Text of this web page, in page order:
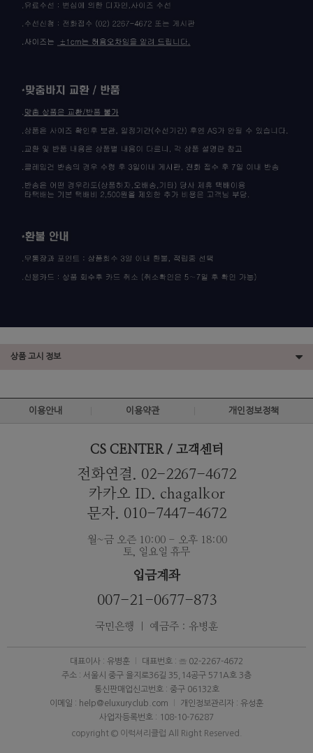
상품 고시 정보
이용안내 이용약관 개인정보정책
CS CENTER / 고객센터
전화연결. 02-2267-4672
카카오 ID. chagalkor
문자. 010-7447-4672
월~금 오즌 10:00 - 오후 18:00
토, 일요일 휴무
입금계좌
007-21-0677-873
국민은행 ｜ 예금주 : 유병훈
대표이사 : 유병훈
대표번호 : ☏ 02-2267-4672
주소 : 서울시 중구 을지로36길 35,14공구 571A호 3층
통신판매업신고번호 : 중구 06132호
이메일 : help@eluxuryclub.com
개인정보관리자 : 유성훈
사업자등록번호 : 108-10-76287
copyright © 이럭셔리클럽 All Right Reserved.